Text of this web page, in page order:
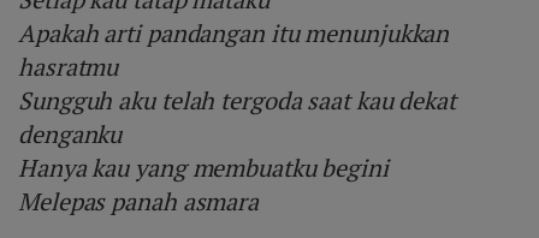
Apakah arti pandangan itu menunjukkan
hasratmu
Sungguh aku telah tergoda saat kau dekat
denganku
Hanya kau yang membuatku begini
Melepas panah asmara